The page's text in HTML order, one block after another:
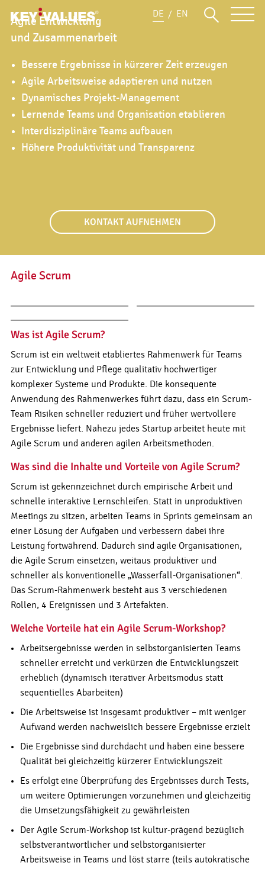
DE EN
Agile Entwicklung
und Zusammenarbeit
Bessere Ergebnisse in kürzerer Zeit erzeugen
Agile Arbeitsweise adaptieren und nutzen
Dynamisches Projekt-Management
Lernende Teams und Organisation etablieren
Interdisziplinäre Teams aufbauen
Höhere Produktivität und Transparenz
KONTAKT AUFNEHMEN
Agile Scrum
Was ist Agile Scrum?
Scrum ist ein weltweit etabliertes Rahmenwerk für Teams
zur Entwicklung und Pflege qualitativ hochwertiger
komplexer Systeme und Produkte. Die konsequente
Anwendung des Rahmenwerkes führt dazu, dass ein Scrum-
Team Risiken schneller reduziert und früher wertvollere
Ergebnisse liefert. Nahezu jedes Startup arbeitet heute mit
Agile Scrum und anderen agilen Arbeitsmethoden.
Was sind die Inhalte und Vorteile von Agile Scrum?
Scrum ist gekennzeichnet durch empirische Arbeit und
schnelle interaktive Lernschleifen. Statt in unproduktiven
Meetings zu sitzen, arbeiten Teams in Sprints gemeinsam an
einer Lösung der Aufgaben und verbessern dabei ihre
Leistung fortwährend. Dadurch sind agile Organisationen,
die Agile Scrum einsetzen, weitaus produktiver und
schneller als konventionelle „Wasserfall-Organisationen“.
Das Scrum-Rahmenwerk besteht aus 3 verschiedenen
Rollen, 4 Ereignissen und 3 Artefakten.
Welche Vorteile hat ein Agile Scrum-Workshop?
Arbeitsergebnisse werden in selbstorganisierten Teams
schneller erreicht und verkürzen die Entwicklungszeit
erheblich (dynamisch iterativer Arbeitsmodus statt
sequentielles Abarbeiten)
Die Arbeitsweise ist insgesamt produktiver – mit weniger
Aufwand werden nachweislich bessere Ergebnisse erzielt
Die Ergebnisse sind durchdacht und haben eine bessere
Qualität bei gleichzeitig kürzerer Entwicklungszeit
Es erfolgt eine Überprüfung des Ergebnisses durch Tests,
um weitere Optimierungen vorzunehmen und gleichzeitig
die Umsetzungsfähigkeit zu gewährleisten
Der Agile Scrum-Workshop ist kultur-prägend bezüglich
selbstverantwortlicher und selbstorganisierter
Arbeitsweise in Teams und löst starre (teils autokratische